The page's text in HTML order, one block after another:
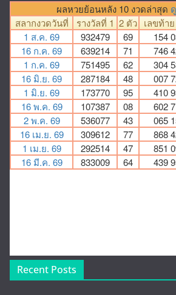
Recent Posts